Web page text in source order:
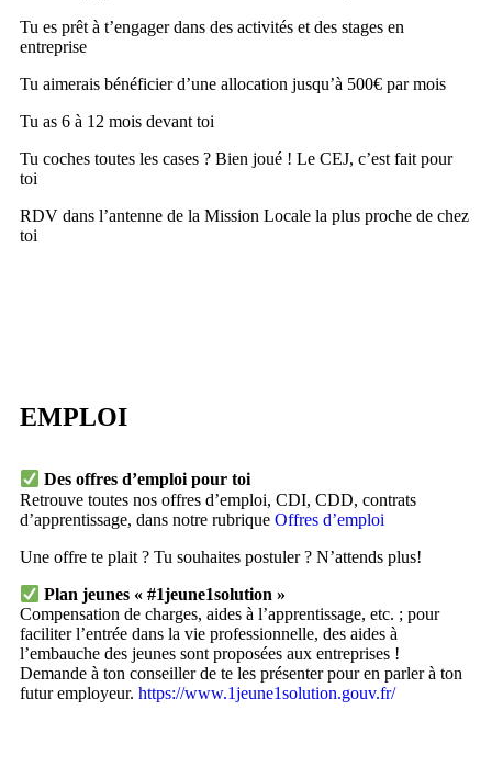
Tu es prêt à t’engager dans des activités et des stages en
entreprise
Tu aimerais bénéficier d’une allocation jusqu’à 500€ par mois
Tu as 6 à 12 mois devant toi
Tu coches toutes les cases ? Bien joué ! Le CEJ, c’est fait pour
toi
RDV dans l’antenne de la Mission Locale la plus proche de chez
toi
EMPLOI
Des offres d’emploi pour toi
Retrouve toutes nos offres d’emploi, CDI, CDD, contrats
d’apprentissage, dans notre rubrique Offres d’emploi
Une offre te plait ? Tu souhaites postuler ? N’attends plus!
Plan jeunes « #1jeune1solution »
Compensation de charges, aides à l’apprentissage, etc. ; pour
faciliter l’entrée dans la vie professionnelle, des aides à
l’embauche des jeunes sont proposées aux entreprises !
Demande à ton conseiller de te les présenter pour en parler à ton
futur employeur. https://www.1jeune1solution.gouv.fr/